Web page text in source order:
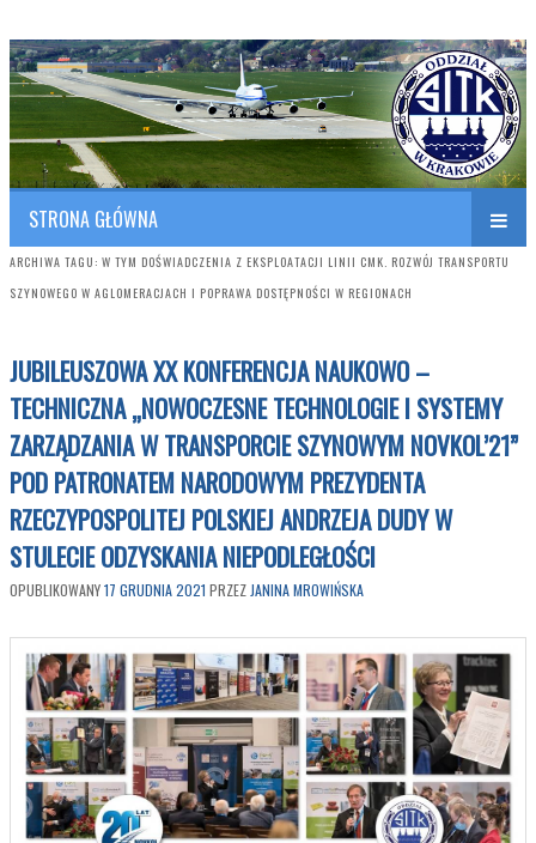
SITK RP Oddział w KRAKOWIE
Polish Association of Engineers & Technicians of Transportation
STRONA GŁÓWNA
ARCHIWA TAGU: W TYM DOŚWIADCZENIA Z EKSPLOATACJI LINII CMK. ROZWÓJ TRANSPORTU
SZYNOWEGO W AGLOMERACJACH I POPRAWA DOSTĘPNOŚCI W REGIONACH
JUBILEUSZOWA XX KONFERENCJA NAUKOWO –
TECHNICZNA „NOWOCZESNE TECHNOLOGIE I SYSTEMY
ZARZĄDZANIA W TRANSPORCIE SZYNOWYM NOVKOL’21”
POD PATRONATEM NARODOWYM PREZYDENTA
RZECZYPOSPOLITEJ POLSKIEJ ANDRZEJA DUDY W
STULECIE ODZYSKANIA NIEPODLEGŁOŚCI
OPUBLIKOWANY17 GRUDNIA 2021 PRZEZ JANINA MROWIŃSKA